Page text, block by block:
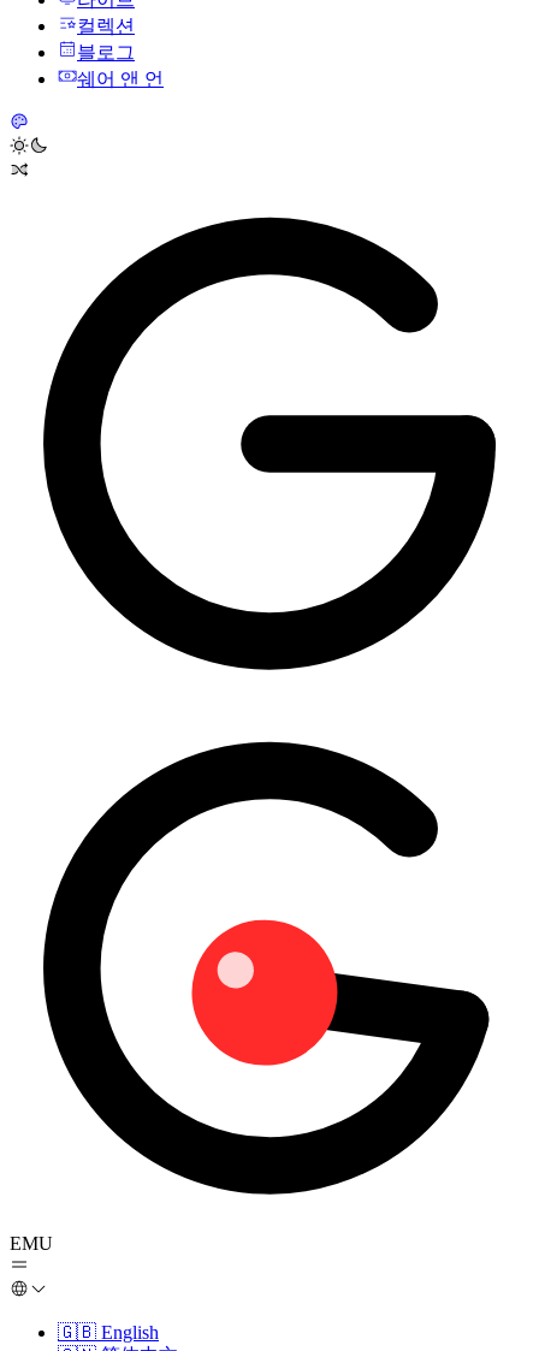
컬렉션
블로그
쉐어 앤 언
EMU
🇬🇧 English